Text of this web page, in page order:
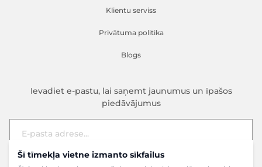
Šī tīmekļa vietne izmanto sīkfailus
Klientu serviss
Privātuma politika
Blogs
Ievadiet e-pastu, lai saņemt jaunumus un īpašos
piedāvājumus
E-pasta adrese